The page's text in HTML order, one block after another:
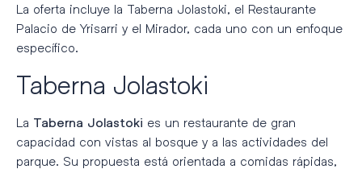
La oferta incluye la Taberna Jolastoki, el Restaurante
Palacio de Yrisarri y el Mirador, cada uno con un enfoque
específico.
Taberna Jolastoki
La Taberna Jolastoki es un restaurante de gran
capacidad con vistas al bosque y a las actividades del
parque. Su propuesta está orientada a comidas rápidas,